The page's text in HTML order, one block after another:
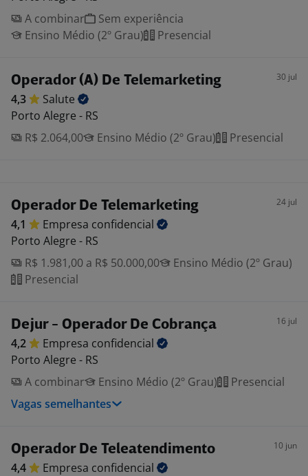
A combinar
Sem experiência
Ensino Médio (2º Grau)
Presencial
Operador (A) De Telemarketing 30 jul
4,3
Salute
Porto Alegre - RS
R$ 2.064,00
Ensino Médio (2º Grau) Presencial
Operador De Telemarketing 24 jul
4,1 Empresa confidencial
Porto Alegre - RS
R$ 1.981,00 a R$ 50.000,00
Ensino Médio (2º Grau)
Presencial
Dejur - Operador De Cobrança 16 jul
4,2 Empresa confidencial
Porto Alegre - RS
A combinar
Ensino Médio (2º Grau)
Presencial
Vagas semelhantes
Operador De Teleatendimento 10 jun
4,4 Empresa confidencial